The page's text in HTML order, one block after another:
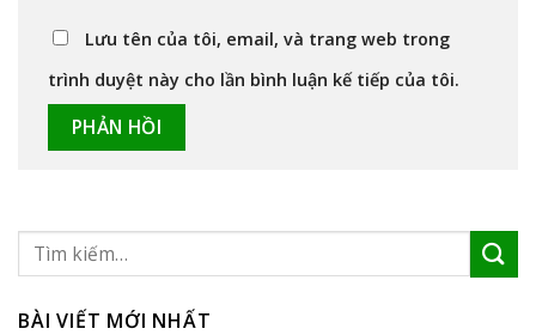
Lưu tên của tôi, email, và trang web trong
trình duyệt này cho lần bình luận kế tiếp của tôi.
BÀI VIẾT MỚI NHẤT